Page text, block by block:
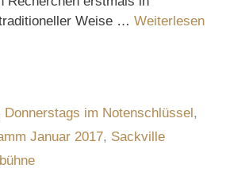
Weise … Weiterlesen
Donnerstags im Notenschlüssel,
Januar 2017, Sackville